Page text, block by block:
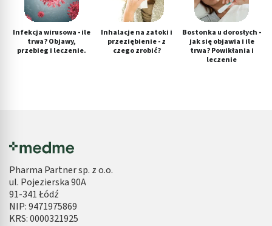
Infekcja wirusowa - ile
trwa? Objawy,
przebieg i leczenie.
Inhalacje na zatoki i
przeziębienie - z
czego zrobić?
Bostonka u dorosłych -
jak się objawia i ile
trwa? Powikłania i
leczenie
Pharma Partner sp. z o.o.
ul. Pojezierska 90A
91-341 Łódź
NIP: 9471975869
KRS: 0000321925